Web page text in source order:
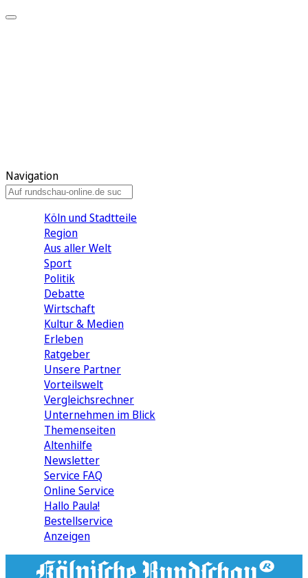
Navigation
Köln und Stadtteile
Region
Aus aller Welt
Sport
Politik
Debatte
Wirtschaft
Kultur & Medien
Erleben
Ratgeber
Unsere Partner
Vorteilswelt
Vergleichsrechner
Unternehmen im Blick
Themenseiten
Altenhilfe
Newsletter
Service FAQ
Online Service
Hallo Paula!
Bestellservice
Anzeigen